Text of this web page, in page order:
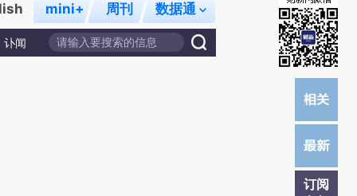
mini+ 周刊 数据通
讣闻
订阅